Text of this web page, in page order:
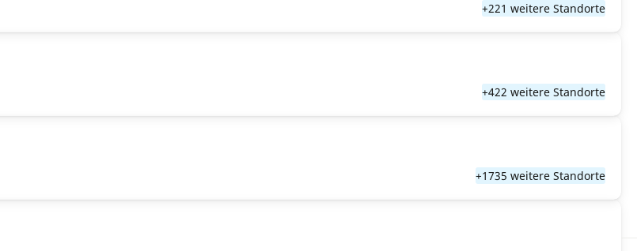
+221 weitere Standorte
+422 weitere Standorte
+1735 weitere Standorte